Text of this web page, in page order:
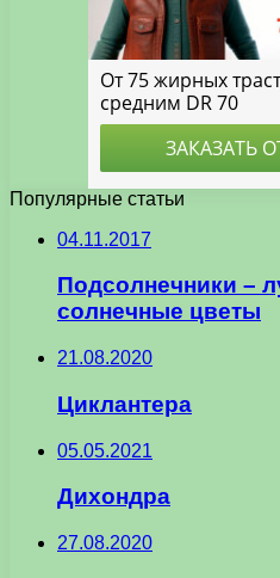
Популярные статьи
04.11.2017
Подсолнечники –
солнечные цветы
21.08.2020
Циклантера
05.05.2021
Дихондра
27.08.2020